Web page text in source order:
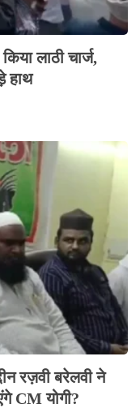
लाठी चार्ज,
हाथ
रज़वी बरेलवी ने
CM योगी?